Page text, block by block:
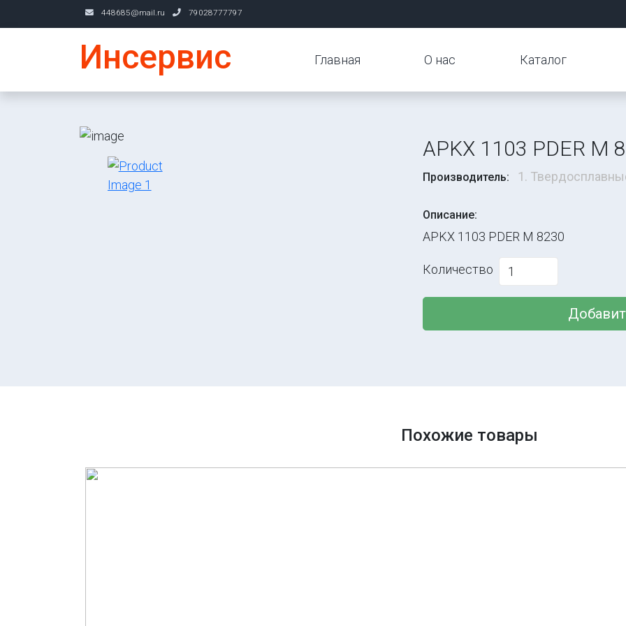
448685@mail.ru 79028777797
Инсервис Главная О нас Каталог
APKX 1103 PDER M
Производитель: 1.
Описание:
APKX 1103 PDER M 8230
Количество
Похожие товары